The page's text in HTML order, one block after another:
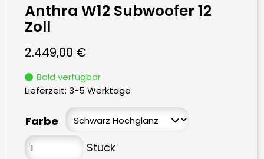
Anthra W12 Subwoofer 12
Zoll
2.449,00 €
Bald verfügbar
Lieferzeit: 3-5 Werktage
Farbe